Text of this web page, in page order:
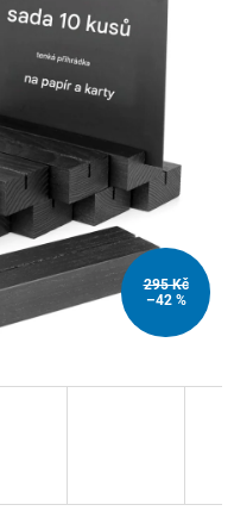
295 Kč
–42 %